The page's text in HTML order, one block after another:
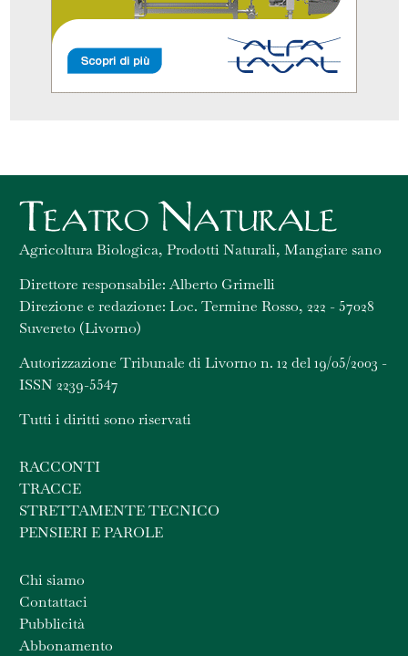
Agricoltura Biologica, Prodotti Naturali, Mangiare sano
Direttore responsabile: Alberto Grimelli
Direzione e redazione: Loc. Termine Rosso, 222 - 57028
Suvereto (Livorno)
Autorizzazione Tribunale di Livorno n. 12 del 19/05/2003 -
ISSN 2239-5547
Tutti i diritti sono riservati
RACCONTI
TRACCE
STRETTAMENTE TECNICO
PENSIERI E PAROLE
Chi siamo
Contattaci
Pubblicità
Abbonamento